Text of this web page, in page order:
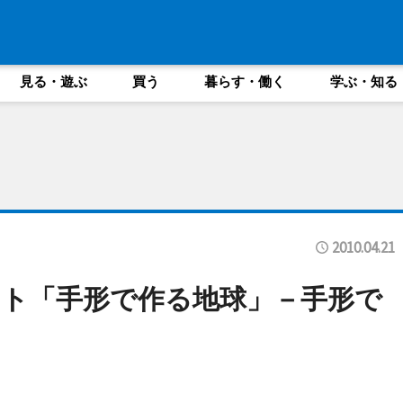
見る・遊ぶ 買う 暮らす・働く 学ぶ・知る
2010.04.21
「手形で作る地球」－手形で